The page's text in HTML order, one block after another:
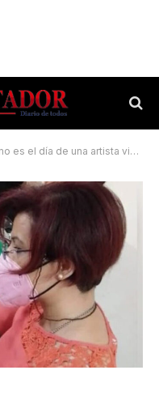
de una artista visual y maquilladora